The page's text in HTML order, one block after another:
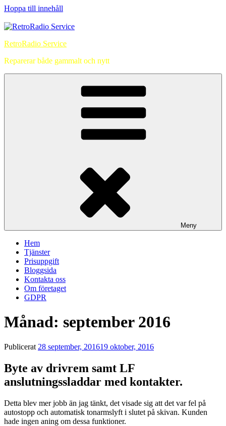
Hoppa till innehåll
RetroRadio Service
Reparerar både gammalt och nytt
Meny
Hem
Tjänster
Prisuppgift
Bloggsida
Kontakta oss
Om företaget
GDPR
Månad: september 2016
Publicerat 28 september, 201619 oktober, 2016
Byte av drivrem samt LF
anslutningssladdar med kontakter.
Detta blev mer jobb än jag tänkt, det visade sig att det var fel på
autostopp och automatisk tonarmslyft i slutet på skivan. Kunden
hade ingen aning om dessa funktioner.